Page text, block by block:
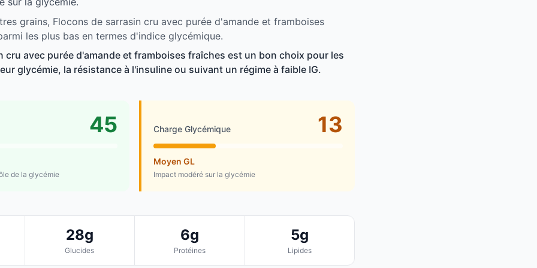
grains, Flocons de sarrasin cru avec purée d'amande et framboises
les plus bas en termes d'indice glycémique.
cru avec purée d'amande et framboises fraîches est un bon choix pour les
glycémie, la résistance à l'insuline ou suivant un régime à faible IG.
45
de la glycémie
Charge Glycémique 13
Moyen GL
Impact modéré sur la glycémie
28g
Glucides
6g
Protéines
5g
Lipides